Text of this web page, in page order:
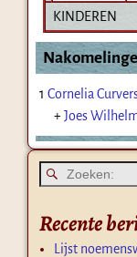
KINDEREN
1 Cornelia
+Joes
Recente
Lijst